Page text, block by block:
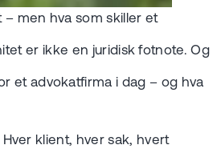
men hva som skiller et
er ikke en juridisk fotnote. Og
et advokatfirma i dag – og hva
klient, hver sak, hvert